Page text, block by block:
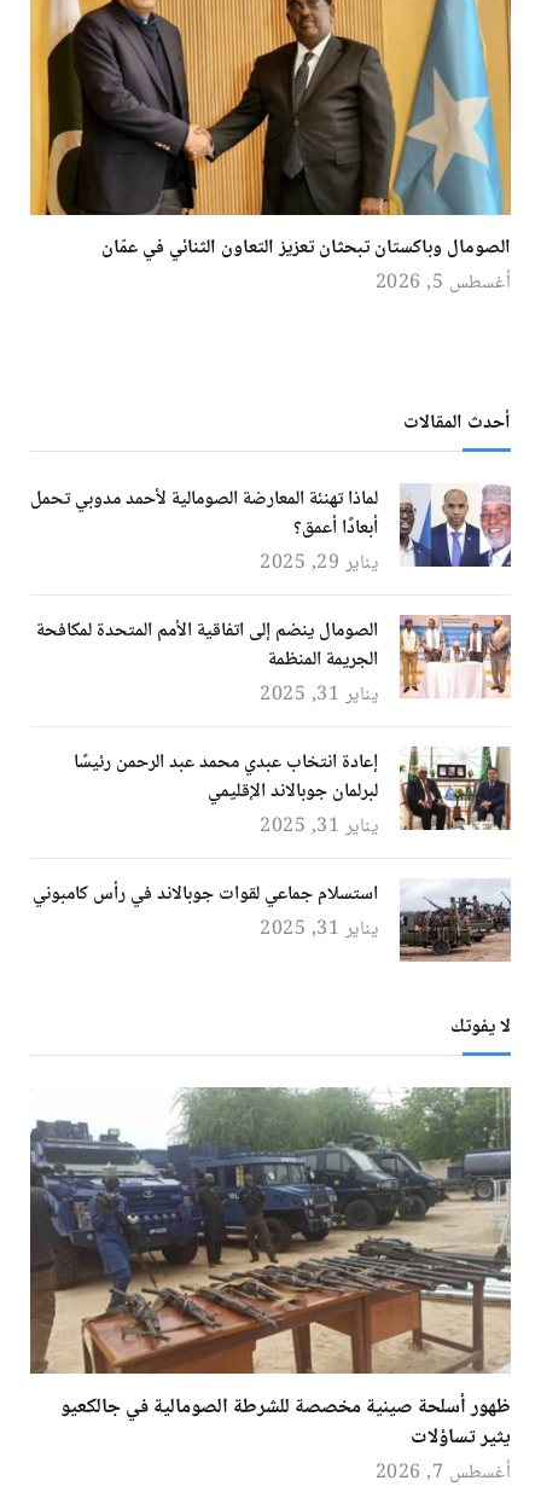
الصومال وباكستان تبحثان تعزيز التعاون الثنائي في عمّان
أغسطس 5, 2026
أحدث المقالات
لماذا تهنئة المعارضة الصومالية لأحمد مدوبي تحمل
أبعادًا أعمق؟
يناير 29, 2025
الصومال ينضم إلى اتفاقية الأمم المتحدة لمكافحة
الجريمة المنظمة
يناير 31, 2025
إعادة انتخاب عبدي محمد عبد الرحمن رئيسًا
لبرلمان جوبالاند الإقليمي
يناير 31, 2025
استسلام جماعي لقوات جوبالاند في رأس كامبوني
يناير 31, 2025
لا يفوتك
ظهور أسلحة صينية مخصصة للشرطة الصومالية في جالكعيو
يثير تساؤلات
أغسطس 7, 2026